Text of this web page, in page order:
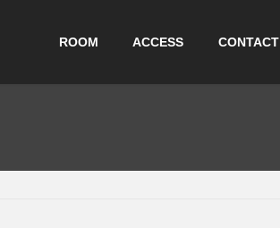
ROOM ACCESS CONTACT